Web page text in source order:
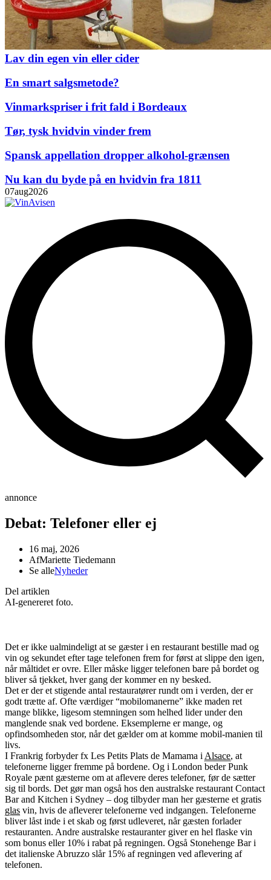
Lav din egen vin eller cider
En smart salgsmetode?
Vinmarkspriser i frit fald i Bordeaux
Tør, tysk hvidvin vinder frem
Spansk appellation dropper alkohol-grænsen
Nu kan du byde på en hvidvin fra 1811
07aug2026
annonce
Debat: Telefoner eller ej
16 maj, 2026
AfMariette Tiedemann
Se alleNyheder
Del artiklen
AI-genereret foto.
Det er ikke ualmindeligt at se gæster i en restaurant bestille mad og
vin og sekundet efter tage telefonen frem for først at slippe den igen,
når måltidet er ovre. Eller måske ligger telefonen bare på bordet og
bliver så tjekket, hver gang der kommer en ny besked.
Det er der et stigende antal restauratører rundt om i verden, der er
godt trætte af. Ofte værdiger “mobilomanerne” ikke maden ret
mange blikke, ligesom stemningen som helhed lider under den
manglende snak ved bordene. Eksemplerne er mange, og
opfindsomheden stor, når det gælder om at komme mobil-manien til
livs.
I Frankrig forbyder fx Les Petits Plats de Mamama i Alsace, at
telefonerne ligger fremme på bordene. Og i London beder Punk
Royale pænt gæsterne om at aflevere deres telefoner, før de sætter
sig til bords. Det gør man også hos den australske restaurant Contact
Bar and Kitchen i Sydney – dog tilbyder man her gæsterne et gratis
glas vin, hvis de afleverer telefonerne ved indgangen. Telefonerne
bliver låst inde i et skab og først udleveret, når gæsten forlader
restauranten. Andre australske restauranter giver en hel flaske vin
som bonus eller 10% i rabat på regningen. Også Stonehenge Bar i
det italienske Abruzzo slår 15% af regningen ved aflevering af
telefonen.